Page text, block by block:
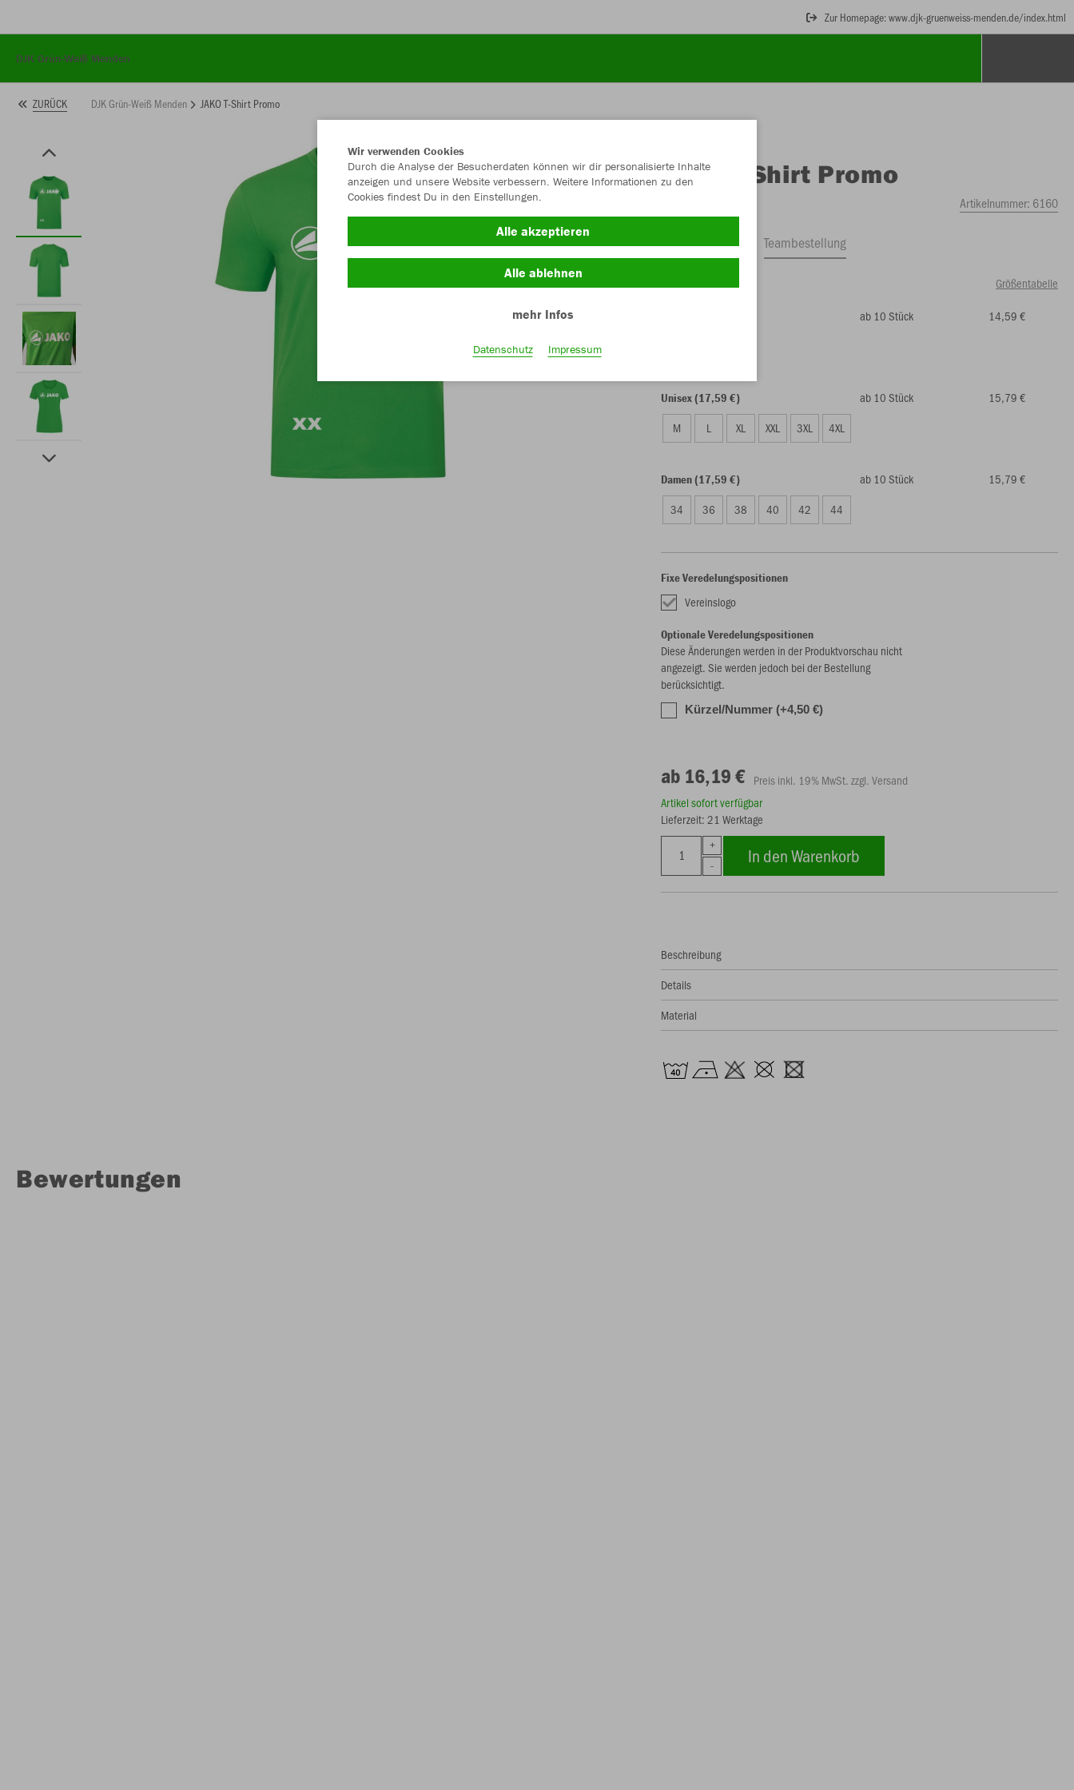
Zur Homepage: www.djk-gruenweiss-menden.de/index.html
DJK Grün-Weiß Menden
ZURÜCK DJK Grün-Weiß Menden JAKO T-Shirt Promo
JAKO T-Shirt Promo
Artikelnummer: 6160
Einzelauftrag Teambestellung
Größentabelle
ab 10 Stück
14,59 €
Unisex (17,59 €) ab 10 Stück
15,79 €
M
L XL XXL 3XL 4XL
Damen (17,59 €) ab 10 Stück
15,79 €
34
36 38 40 42 44
Fixe Veredelungspositionen
Vereinslogo
Optionale Veredelungspositionen
Diese Änderungen werden in der Produktvorschau nicht
angezeigt. Sie werden jedoch bei der Bestellung
berücksichtigt.
Kürzel/Nummer (+4,50 €)
ab 16,19 € Preis inkl. 19% MwSt. zzgl. Versand
Artikel sofort verfügbar
Lieferzeit: 21 Werktage
In den Warenkorb
Beschreibung
Details
Material
Bewertungen
Wir verwenden Cookies
Durch die Analyse der Besucherdaten können wir dir personalisierte Inhalte
anzeigen und unsere Website verbessern. Weitere Informationen zu den
Cookies findest Du in den Einstellungen.
Alle akzeptieren
Alle ablehnen
mehr Infos
Datenschutz Impressum